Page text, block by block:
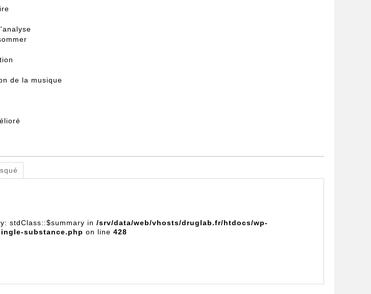
de la musique
stdClass::$summary in /srv/data/web/vhosts/druglab.fr/htdocs/wp-
substance.php on line 428